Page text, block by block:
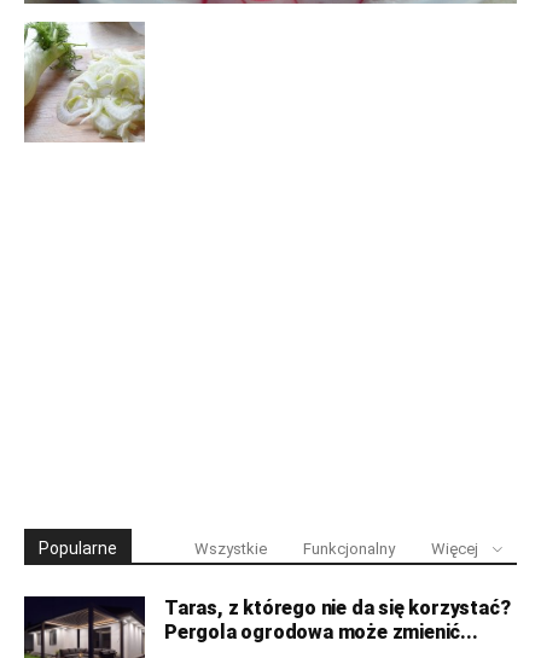
Popularne Wszystkie Funkcjonalny Więcej
Taras, z którego nie da się korzystać?
Pergola ogrodowa może zmienić...